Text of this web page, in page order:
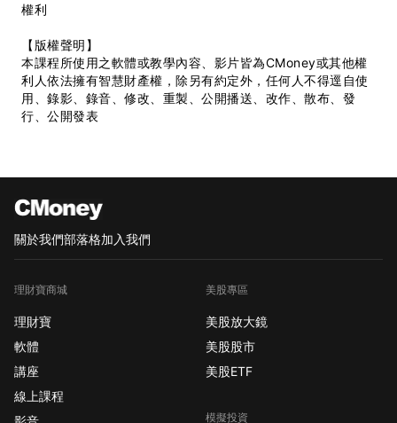
權利
【版權聲明】
本課程所使用之軟體或教學內容、影片皆為CMoney或其他權
利人依法擁有智慧財產權，除另有約定外，任何人不得逕自使
用、錄影、錄音、修改、重製、公開播送、改作、散布、發
行、公開發表
關於我們部落格加入我們
理財寶商城
理財寶
軟體
講座
線上課程
美股專區
美股放大鏡
美股股市
美股ETF
模擬投資